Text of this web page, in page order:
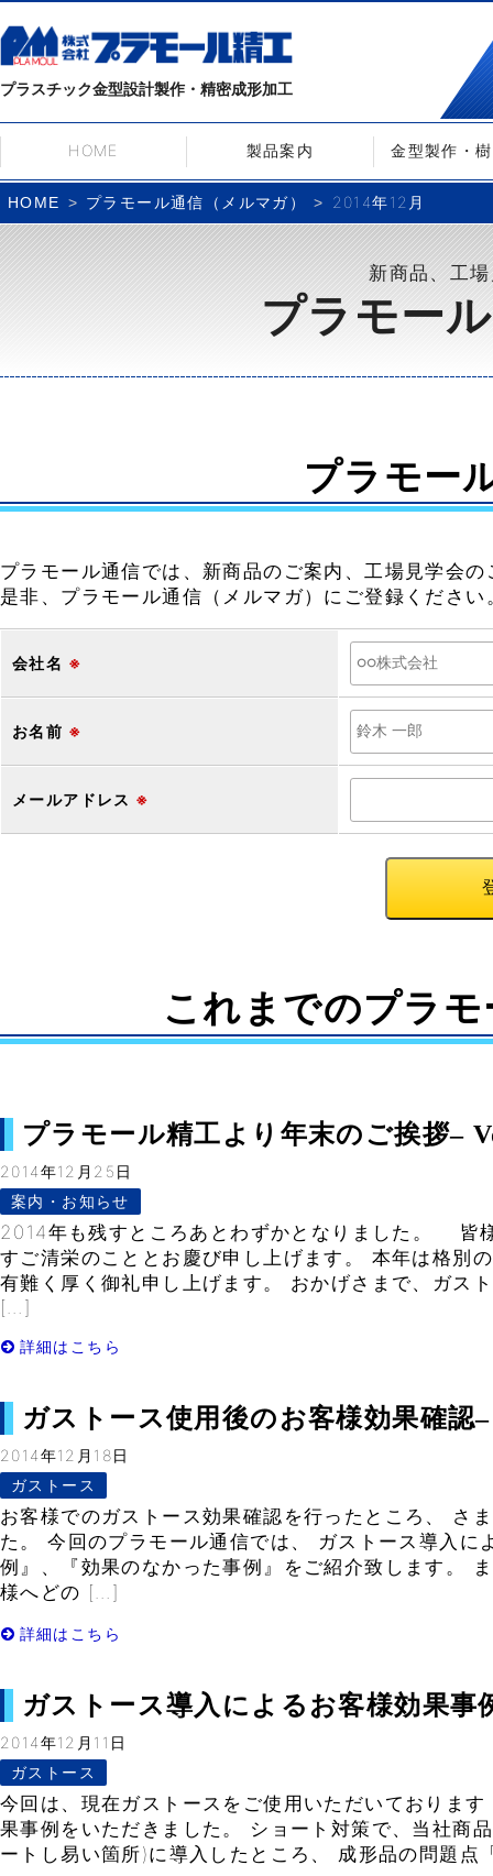
プラスチック金型設計製作・精密成形加工
HOME 製品案内 金型製作・
HOME プラモール通信（メルマガ） 2014年12月
新商品、工
プラモー
プラモー
プラモール通信では、新商品のご案内、工場見学会
是非、プラモール通信（メルマガ）にご登録ください
会社名 ※
お名前 ※
メールアドレス ※
これまでのプラ
プラモール精工より年末のご挨拶–
2014年12月25日
案内・お知らせ
2014年も残すところあとわずかとなりました。 皆
すご清栄のこととお慶び申し上げます。 本年は格別
有難く厚く御礼申し上げます。 おかげさまで、ガス
[…]
詳細はこちら
ガストース使用後のお客様効果確認
2014年12月18日
ガストース
お客様でのガストース効果確認を行ったところ、 さ
た。 今回のプラモール通信では、 ガストース導入に
例』、『効果のなかった事例』をご紹介致します。
様へどの […]
詳細はこちら
ガストース導入によるお客様効果事
2014年12月11日
ガストース
今回は、現在ガストースをご使用いただいておりま
果事例をいただきました。 ショート対策で、当社商
ートし易い箇所)に導入したところ、 成形品の問題